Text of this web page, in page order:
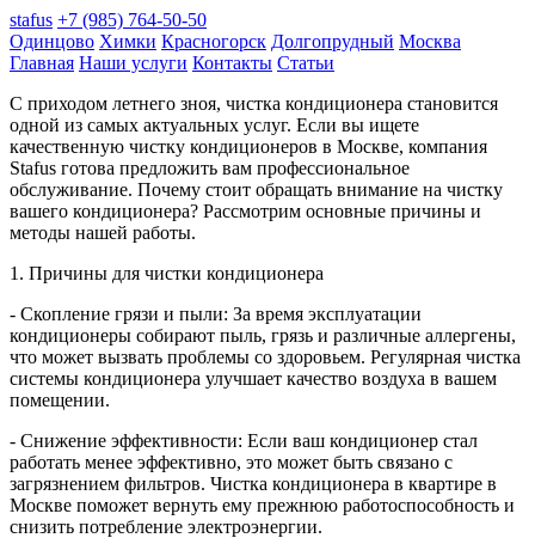
stafus +7 (985) 764-50-50
Одинцово Химки Красногорск Долгопрудный Москва
Главная Наши услуги Контакты Статьи
С приходом летнего зноя, чистка кондиционера становится
одной из самых актуальных услуг. Если вы ищете
качественную чистку кондиционеров в Москве, компания
Stafus готова предложить вам профессиональное
обслуживание. Почему стоит обращать внимание на чистку
вашего кондиционера? Рассмотрим основные причины и
методы нашей работы.
1. Причины для чистки кондиционера
- Скопление грязи и пыли: За время эксплуатации
кондиционеры собирают пыль, грязь и различные аллергены,
что может вызвать проблемы со здоровьем. Регулярная чистка
системы кондиционера улучшает качество воздуха в вашем
помещении.
- Снижение эффективности: Если ваш кондиционер стал
работать менее эффективно, это может быть связано с
загрязнением фильтров. Чистка кондиционера в квартире в
Москве поможет вернуть ему прежнюю работоспособность и
снизить потребление электроэнергии.